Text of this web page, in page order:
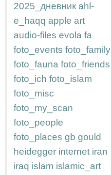
2025_дневник ahl-
e_haqq apple art
audio-files evola fa
foto_events foto_family
foto_fauna foto_friends
foto_ich foto_islam
foto_misc
foto_my_scan
foto_people
foto_places gb gould
heidegger internet iran
iraq islam islamic_art